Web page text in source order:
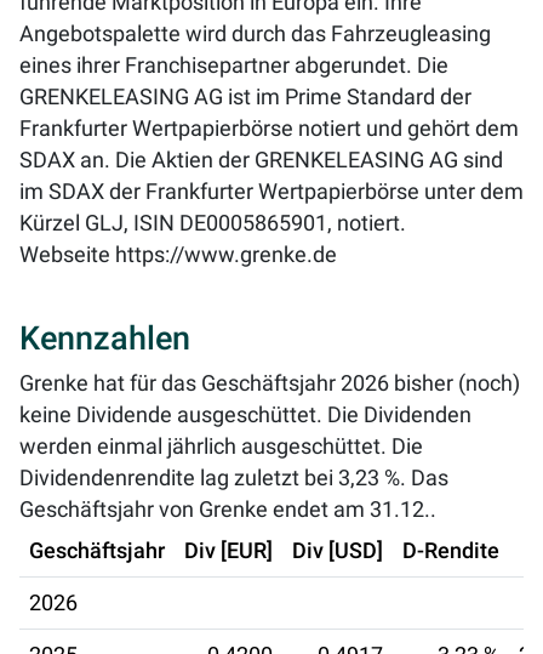
Angebotspalette wird durch das Fahrzeugleasing
eines ihrer Franchisepartner abgerundet. Die
GRENKELEASING AG ist im Prime Standard der
Frankfurter Wertpapierbörse notiert und gehört dem
SDAX an. Die Aktien der GRENKELEASING AG sind
im SDAX der Frankfurter Wertpapierbörse unter dem
Kürzel GLJ, ISIN DE0005865901, notiert.
Webseite https://www.grenke.de
Kennzahlen
Grenke hat für das Geschäftsjahr 2026 bisher (noch)
keine Dividende ausgeschüttet. Die Dividenden
werden einmal jährlich ausgeschüttet. Die
Dividendenrendite lag zuletzt bei 3,23 %. Das
Geschäftsjahr von Grenke endet am 31.12..
Geschäftsjahr
Div [EUR] Div [USD] D-Rendite
2026